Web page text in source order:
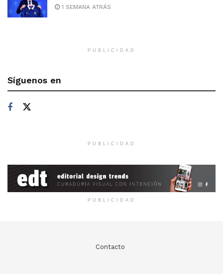
1 SEMANA ATRÁS
PUBLICIDAD
Síguenos en
PUBLICIDAD
PUBLICIDAD
Contacto